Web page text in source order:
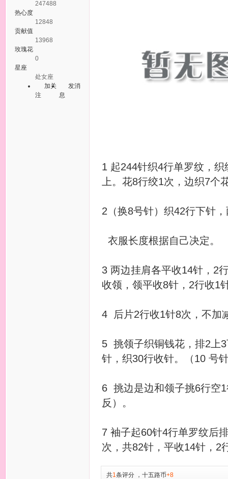
247488
热心度
12848
贡献值
13968
玫瑰花
0
星座
处女座
加关
注
发消
息
1 起244针织4行单罗纹，
上。花8行绞1次，边织7个
2（换8号针）织42行下针
衣服长度根据自己决定。
3 两边挂肩各平收14针，2
收领，领平收8针，2行收1
4 后片2行收1针8次，不加
5 挑领子织铜钱花，排2上
针，织30行收针。（10 号
6 挑边是边和领子挑6行空
反）。
7 袖子起60针4行单罗纹后
次，共82针，平收14针，2
共1条评分 ， 十五路币+8